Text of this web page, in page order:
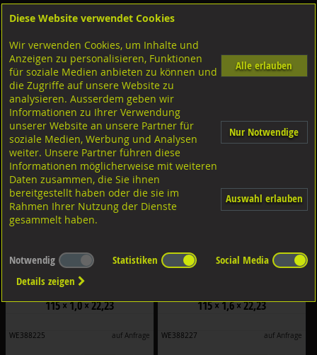
Shop Weiler Scheiben für Winkelschleifer
Trennscheiben
Filter nach Dimensionen:
×
×
Filter zurücksetzen
Weiler Trennscheiben, PRO INOX &
115 × 1,0 × 22,23
WE388225 auf Anfrage
115 × 1,6 × 22,23
WE388227 auf Anfrage
Diese Website verwendet Cookies
Wir verwenden Cookies, um Inhalte und
Anzeigen zu personalisieren, Funktionen
für soziale Medien anbieten zu können und
die Zugriffe auf unsere Website zu
analysieren. Ausserdem geben wir
Informationen zu Ihrer Verwendung
unserer Website an unsere Partner für
soziale Medien, Werbung und Analysen
weiter. Unsere Partner führen diese
Informationen möglicherweise mit weiteren
Daten zusammen, die Sie ihnen
bereitgestellt haben oder die sie im
Rahmen Ihrer Nutzung der Dienste
gesammelt haben.
Alle erlauben
Nur Notwendige
Auswahl erlauben
Notwendig Statistiken
Social Media
Details zeigen